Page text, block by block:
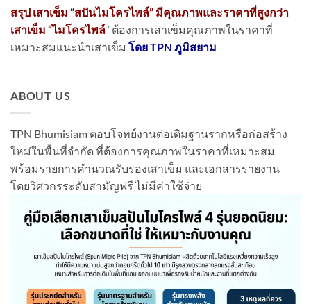
สรุป เสาเข็ม “สปันไมโครไพล์” มีคุณภาพและราคาที่สูงกว่า
เสาเข็ม “ไมโครไพล์“ต้องการเสาเข็มคุณภาพในราคาที่
เหมาะสมแนะนำเสาเข็ม โดย TPN ภูมิสยาม
ABOUT US
TPN Bhumisiam ตอบโจทย์งานต่อเติมฐานรากหรือก่อสร้าง
ใหม่ในพื้นที่จำกัด ที่ต้องการคุณภาพในราคาที่เหมาะสม
พร้อมรายการคำนวณรับรองเสาเข็ม และเอกสารรายงาน
โดยวิศวกรระดับสามัญฟรี ไม่มีค่าใช้จ่าย